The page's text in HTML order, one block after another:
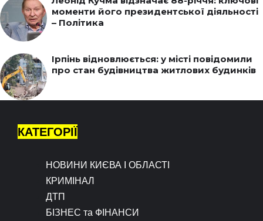
моменти його президентської діяльності
– Політика
Ірпінь відновлюється: у місті повідомили
про стан будівництва житлових будинків
КАТЕГОРІЇ
НОВИНИ КИЄВА І ОБЛАСТІ
КРИМІНАЛ
ДТП
БІЗНЕС та ФІНАНСИ